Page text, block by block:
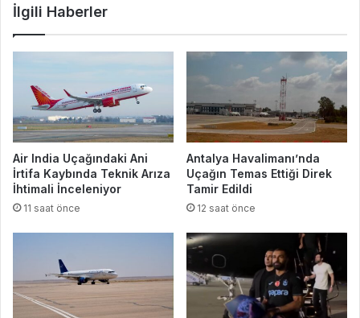
İlgili Haberler
Air India Uçağındaki Ani
İrtifa Kaybında Teknik Arıza
İhtimali İnceleniyor
11 saat önce
Antalya Havalimanı’nda
Uçağın Temas Ettiği Direk
Tamir Edildi
12 saat önce